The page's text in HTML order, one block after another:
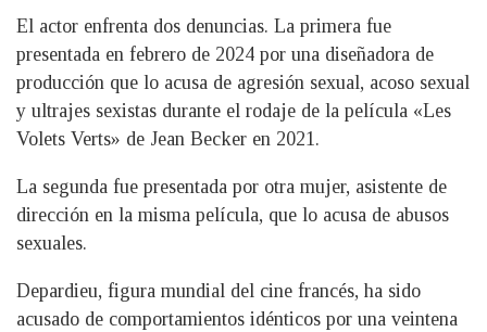
El actor enfrenta dos denuncias. La primera fue
presentada en febrero de 2024 por una diseñadora de
producción que lo acusa de agresión sexual, acoso sexual
y ultrajes sexistas durante el rodaje de la película «Les
Volets Verts» de Jean Becker en 2021.
La segunda fue presentada por otra mujer, asistente de
dirección en la misma película, que lo acusa de abusos
sexuales.
Depardieu, figura mundial del cine francés, ha sido
acusado de comportamientos idénticos por una veintena